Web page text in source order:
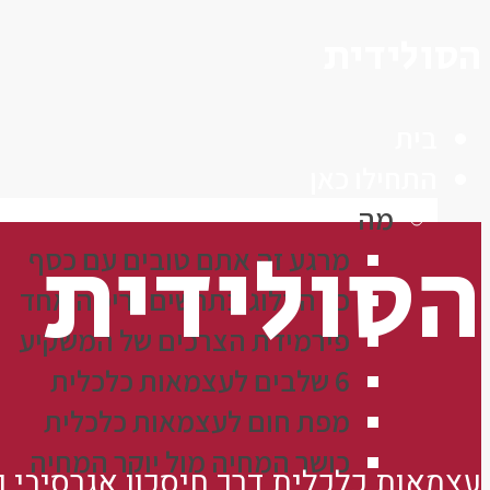
מה
מרגע זה אתם טובים עם כסף
כל הבלוג בתרשים זרימה אחד
פירמידת הצרכים של המשקיע
6 שלבים לעצמאות כלכלית
מפת חום לעצמאות כלכלית
כושר המחיה מול יוקר המחיה
הסולידית